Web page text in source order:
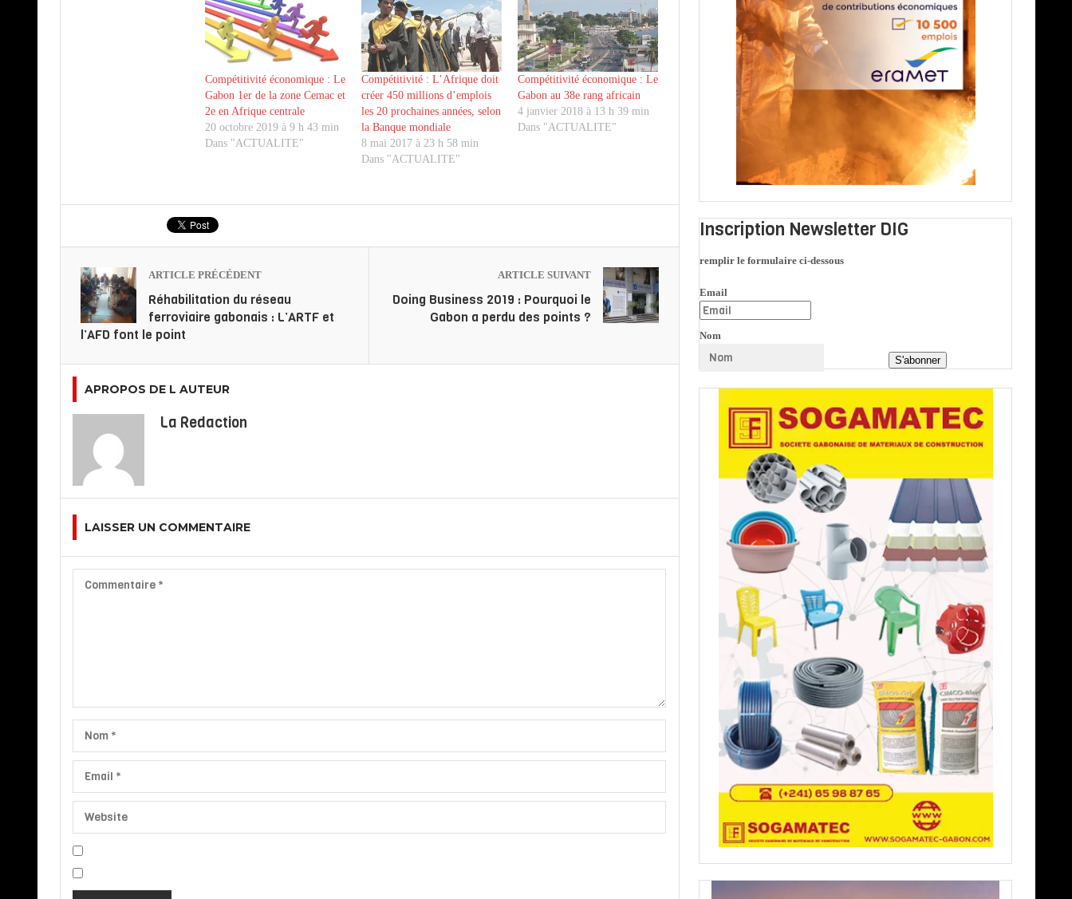
Compétitivité économique : Le
Gabon 1er de la zone Cemac et
2e en Afrique centrale
20 octobre 2019 à 9 h 43 min
Dans "ACTUALITE"
Compétitivité : L’Afrique doit
créer 450 millions d’emplois
les 20 prochaines années, selon
la Banque mondiale
8 mai 2017 à 23 h 58 min
Dans "ACTUALITE"
Compétitivité économique : Le
Gabon au 38e rang africain
4 janvier 2018 à 13 h 39 min
Dans "ACTUALITE"
ARTICLE PRÉCÉDENT
Réhabilitation du réseau
ferroviaire gabonais : L’ARTF et
l’AFD font le point
ARTICLE SUIVANT
Doing Business 2019 : Pourquoi le
Gabon a perdu des points ?
APROPOS DE L AUTEUR
La Redaction
LAISSER UN COMMENTAIRE
Inscription Newsletter DIG
remplir le formulaire ci-dessous
Email
Nom
S'abonner